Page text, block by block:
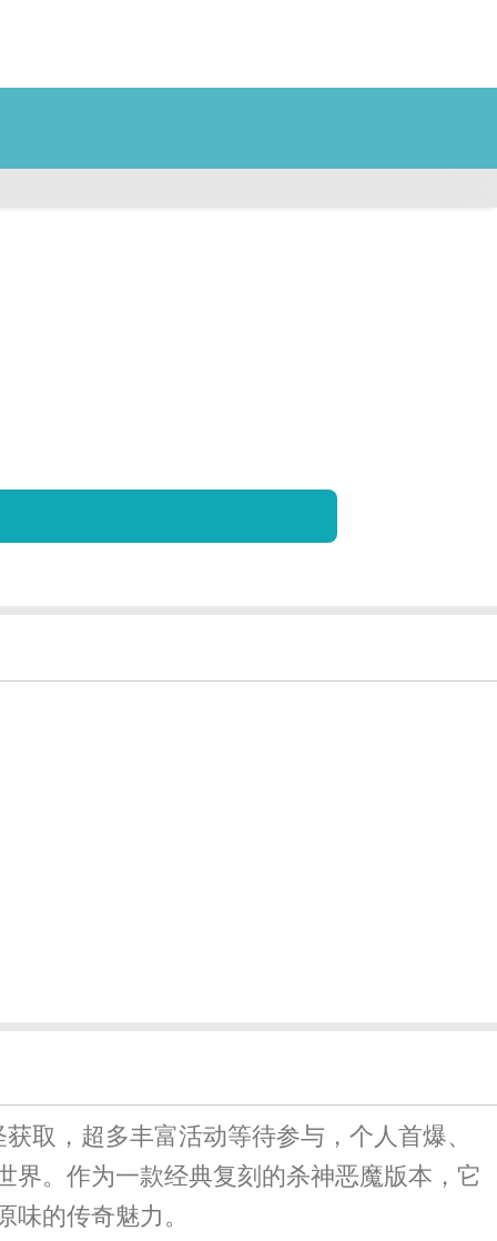
取，超多丰富活动等待参与，个人首爆、
界。作为一款经典复刻的杀神恶魔版本，它
的传奇魅力。